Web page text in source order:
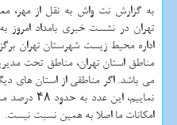
به گزارش نت واش به نقل از مهر،
تهران در نشست خبری بامداد
مناطق استان تهران، مناطق تحت
می باشد. اگر مناطقی از استان های
نماییم،
امكانات ما اصلا به همین نسبت نیست.